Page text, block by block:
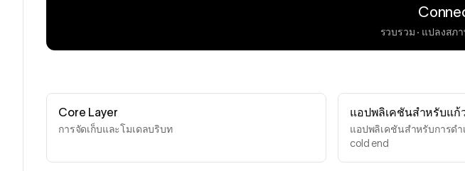
รวบรวม · แปลงสภ
Core Layer
การจัดเก็บและโมเดลบริบท
แอปพลิเคชันสำหรับแก้
แอปพลิเคชันสำหรับการด
cold end